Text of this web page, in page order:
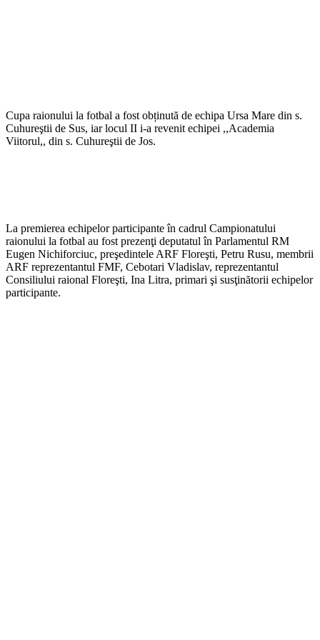
Cupa raionului la fotbal a fost obținută de echipa Ursa Mare din s.
Cuhureştii de Sus, iar locul II i-a revenit echipei ,,Academia
Viitorul,, din s. Cuhureştii de Jos.
La premierea echipelor participante în cadrul Campionatului
raionului la fotbal au fost prezenţi deputatul în Parlamentul RM
Eugen Nichiforciuc, preşedintele ARF Floreşti, Petru Rusu, membrii
ARF reprezentantul FMF, Cebotari Vladislav, reprezentantul
Consiliului raional Floreşti, Ina Litra, primari şi susţinătorii echipelor
participante.